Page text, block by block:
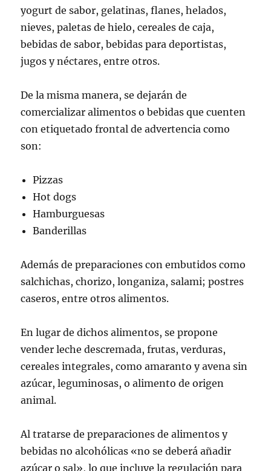
yogurt de sabor, gelatinas, flanes, helados,
nieves, paletas de hielo, cereales de caja,
bebidas de sabor, bebidas para deportistas,
jugos y néctares, entre otros.
De la misma manera, se dejarán de
comercializar alimentos o bebidas que cuenten
con etiquetado frontal de advertencia como
son:
Pizzas
Hot dogs
Hamburguesas
Banderillas
Además de preparaciones con embutidos como
salchichas, chorizo, longaniza, salami; postres
caseros, entre otros alimentos.
En lugar de dichos alimentos, se propone
vender leche descremada, frutas, verduras,
cereales integrales, como amaranto y avena sin
azúcar, leguminosas, o alimento de origen
animal.
Al tratarse de preparaciones de alimentos y
bebidas no alcohólicas «no se deberá añadir
azúcar o sal», lo que incluye la regulación para